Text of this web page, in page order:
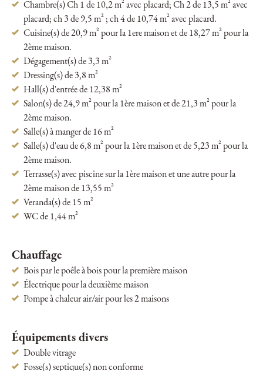
Chambre(s) Ch 1 de 10,2 m² avec placard; Ch 2 de 13,5 m² avec
placard; ch 3 de 9,5 m² ; ch 4 de 10,74 m² avec placard.
Cuisine(s) de 20,9 m² pour la 1ere maison et de 18,27 m² pour la
2ème maison.
Dégagement(s) de 3,3 m²
Dressing(s) de 3,8 m²
Hall(s) d'entrée de 12,38 m²
Salon(s) de 24,9 m² pour la 1ère maison et de 21,3 m² pour la
2ème maison.
Salle(s) à manger de 16 m²
Salle(s) d'eau de 6,8 m² pour la 1ère maison et de 5,23 m² pour la
2ème maison.
Terrasse(s) avec piscine sur la 1ère maison et une autre pour la
2ème maison de 13,55 m²
Veranda(s) de 15 m²
WC de 1,44 m²
Chauffage
Bois par le poêle à bois pour la première maison
Électrique pour la deuxième maison
Pompe à chaleur air/air pour les 2 maisons
Équipements divers
Double vitrage
Fosse(s) septique(s) non conforme